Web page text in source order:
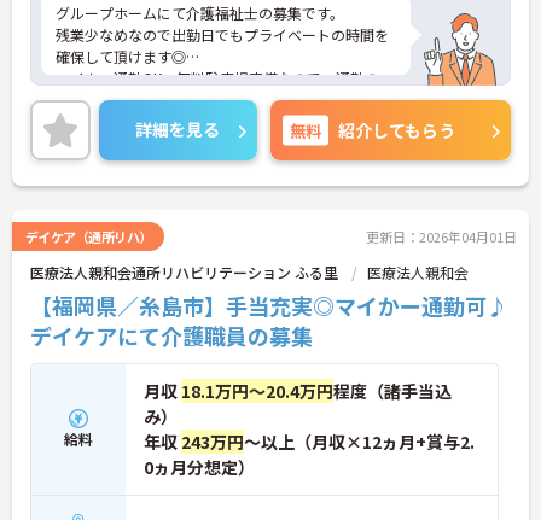
グループホームにて介護福祉士の募集です。
残業少なめなので出勤日でもプライベートの時間を
確保して頂けます◎
マイカー通勤OK 無料駐車場完備なので、通勤のス
トレスが少ないのも嬉しいポイントです。
あなたの経験やスキルを活かして、高齢者の皆さま
が安心して過ごせる空間づくりにチャレンジしてみ
ませんか？
ご興味ある方には、面接対策ポイントなど、さらに
い。
詳細を見る 無料 紹介してもらう
デイケア（通所リハ） 更新日：2026年04月01日
医療法人親和会通所リハビリテーション ふる里 医療法人親和会
【福岡県／糸島市】手当充実◎マイかー通勤可♪
デイケアにて介護職員の募集
給料
月収 18.1万円～20.4万円程度（諸手当込
み）
年収 243万円～以上（月収×12ヵ月+賞与2.
0ヵ月分想定）